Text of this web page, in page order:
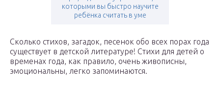
которыми вы быстро научите
ребёнка считать в уме
Сколько стихов, загадок, песенок обо всех порах года
существует в детской литературе! Стихи для детей о
временах года, как правило, очень живописны,
эмоциональны, легко запоминаются.